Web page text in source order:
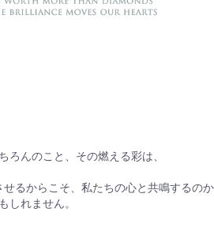
ろんのこと、その燃える彩は、
せるからこそ、私たちの心と共鳴するのか
もしれません。